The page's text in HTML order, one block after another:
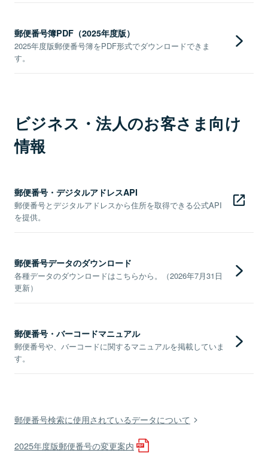
郵便番号簿PDF（2025年度版）
2025年度版郵便番号簿をPDF形式でダウンロードできま
す。
ビジネス・法人のお客さま向け
情報
郵便番号・デジタルアドレスAPI
郵便番号とデジタルアドレスから住所を取得できる公式API
を提供。
郵便番号データのダウンロード
各種データのダウンロードはこちらから。（2026年7月31日
更新）
郵便番号・バーコードマニュアル
郵便番号や、バーコードに関するマニュアルを掲載していま
す。
郵便番号検索に使用されているデータについて
2025年度版郵便番号の変更案内